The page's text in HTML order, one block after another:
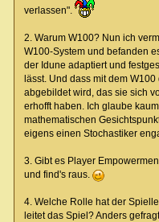
verlassen".
2. Warum W100? Nun ich
W100-System und befanden
der Idune adaptiert und
lässt. Und dass mit dem
abgebildet wird, das sie sich
erhofft haben. Ich glaube
mathematischen
eigens einen Stochastiker
3. Gibt es Player
und find's raus.
4. Welche Rolle hat der
leitet das Spiel? Anders